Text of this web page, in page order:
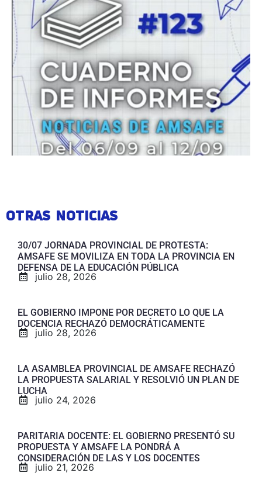
OTRAS NOTICIAS
30/07 JORNADA PROVINCIAL DE PROTESTA:
AMSAFE SE MOVILIZA EN TODA LA PROVINCIA EN
DEFENSA DE LA EDUCACIÓN PÚBLICA
julio 28, 2026
EL GOBIERNO IMPONE POR DECRETO LO QUE LA
DOCENCIA RECHAZÓ DEMOCRÁTICAMENTE
julio 28, 2026
LA ASAMBLEA PROVINCIAL DE AMSAFE RECHAZÓ
LA PROPUESTA SALARIAL Y RESOLVIÓ UN PLAN DE
LUCHA
julio 24, 2026
PARITARIA DOCENTE: EL GOBIERNO PRESENTÓ SU
PROPUESTA Y AMSAFE LA PONDRÁ A
CONSIDERACIÓN DE LAS Y LOS DOCENTES
julio 21, 2026